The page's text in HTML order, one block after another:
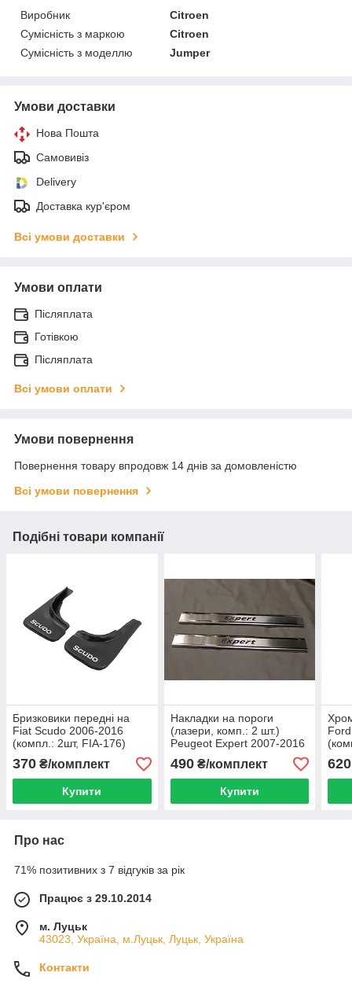
Виробник
Citroen
Сумісність з маркою
Citroen
Сумісність з моделлю
Jumper
Умови доставки
Нова Пошта
Самовивіз
Delivery
Доставка кур'єром
Всі умови доставки
Умови оплати
Післяплата
Готівкою
Післяплата
Всі умови оплати
Умови повернення
Повернення товару впродовж 14 днів за домовленістю
Всі умови повернення
Подібні товари компанії
Бризковики передні на
Fiat Scudo 2006-2016
(компл.: 2шт, FIA-176)
370 ₴/комплект
Купити
Накладки на пороги
(лазери, комп.: 2 шт.)
Peugeot Expert 2007-2016
490₴/комплект
Купити
620
Про нас
71% позитивних з 7 відгуків за рік
Працює з 29.10.2014
м. Луцьк
43023, Україна, м.Луцьк, Луцьк, Україна
Контакти